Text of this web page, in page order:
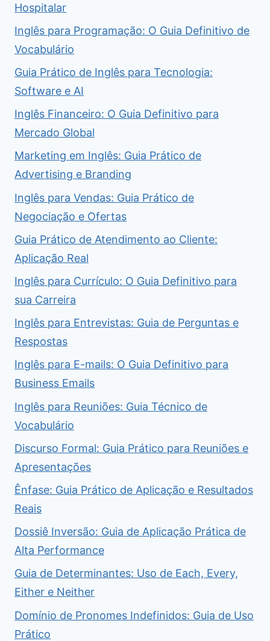
Hospitalar
Inglês para Programação: O Guia Definitivo de
Vocabulário
Guia Prático de Inglês para Tecnologia:
Software e AI
Inglês Financeiro: O Guia Definitivo para
Mercado Global
Marketing em Inglês: Guia Prático de
Advertising e Branding
Inglês para Vendas: Guia Prático de
Negociação e Ofertas
Guia Prático de Atendimento ao Cliente:
Aplicação Real
Inglês para Currículo: O Guia Definitivo para
sua Carreira
Inglês para Entrevistas: Guia de Perguntas e
Respostas
Inglês para E-mails: O Guia Definitivo para
Business Emails
Inglês para Reuniões: Guia Técnico de
Vocabulário
Discurso Formal: Guia Prático para Reuniões e
Apresentações
Ênfase: Guia Prático de Aplicação e Resultados
Reais
Dossiê Inversão: Guia de Aplicação Prática de
Alta Performance
Guia de Determinantes: Uso de Each, Every,
Either e Neither
Domínio de Pronomes Indefinidos: Guia de Uso
Prático